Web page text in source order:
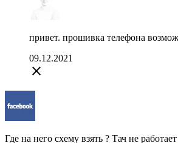
привет. прошивка телефона
09.12.2021
close
Где на него схему взять ? Тач не